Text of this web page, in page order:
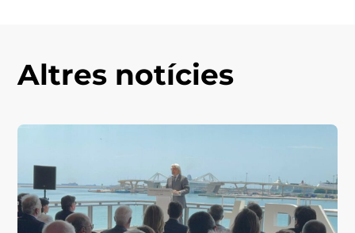
Altres notícies